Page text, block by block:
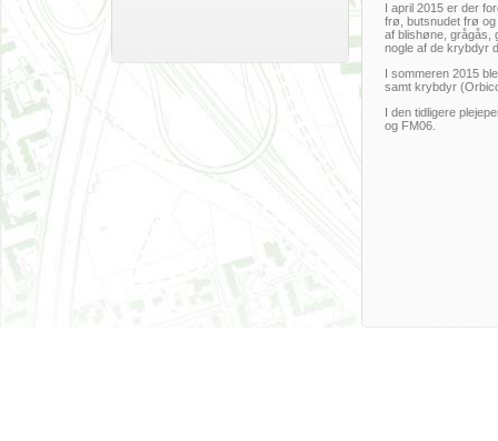
I april 2015 er der
frø, butsnudet frø
af blishøne, grågås,
nogle af de krybdyr
I sommeren 2015
samt krybdyr
I den tidligere
og FM06.